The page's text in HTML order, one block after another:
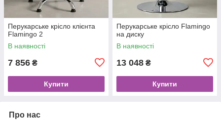
Перукарське крісло клієнта
Flamingo 2
В наявності
7 856 ₴
Купити
Перукарське крісло Flamingo
на диску
В наявності
13 048 ₴
Купити
Про нас